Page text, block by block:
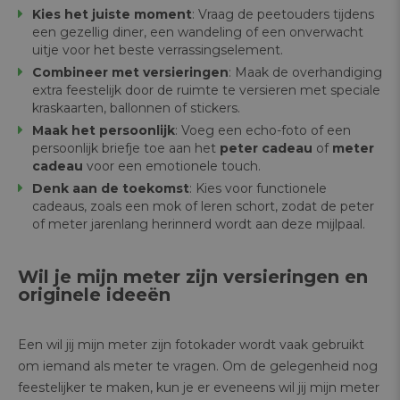
Kies het juiste moment: Vraag de peetouders tijdens
een gezellig diner, een wandeling of een onverwacht
uitje voor het beste verrassingselement.
Combineer met versieringen: Maak de overhandiging
extra feestelijk door de ruimte te versieren met speciale
kraskaarten, ballonnen of stickers.
Maak het persoonlijk: Voeg een echo-foto of een
persoonlijk briefje toe aan het peter cadeau of meter
cadeau voor een emotionele touch.
Denk aan de toekomst: Kies voor functionele
cadeaus, zoals een mok of leren schort, zodat de peter
of meter jarenlang herinnerd wordt aan deze mijlpaal.
Wil je mijn meter zijn versieringen en
originele ideeën
Een wil jij mijn meter zijn fotokader wordt vaak gebruikt
om iemand als meter te vragen. Om de gelegenheid nog
feestelijker te maken, kun je er eveneens wil jij mijn meter